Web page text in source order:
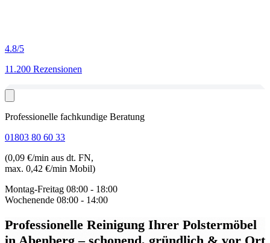
4.8/5
11.200 Rezensionen
Professionelle fachkundige Beratung
01803 80 60 33
(0,09 €/min aus dt. FN,
max. 0,42 €/min Mobil)
Montag-Freitag 08:00 - 18:00
Wochenende 08:00 - 14:00
Professionelle Reinigung Ihrer Polstermöbel